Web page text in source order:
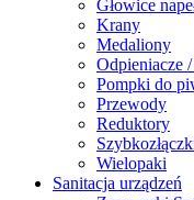
Głowice
Krany
Medaliony
Odpieniacze
Pompki do
Przewody
Reduktory
Wielopaki
Sanitacja urządzeń